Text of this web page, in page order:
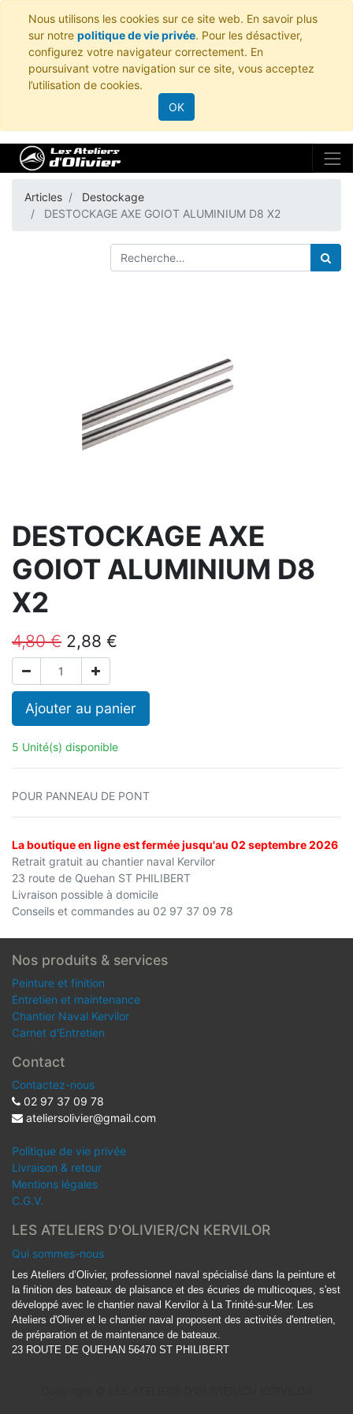
Nous utilisons les cookies sur ce site web. En savoir plus
sur notre politique de vie privée. Pour les désactiver,
configurez votre navigateur correctement. En
poursuivant votre navigation sur ce site, vous acceptez
l’utilisation de cookies.
OK
Articles
Destockage
DESTOCKAGE AXE GOIOT ALUMINIUM D8 X2
DESTOCKAGE AXE
GOIOT ALUMINIUM D8
X2
4,80€ 2,88 €
Ajouter au panier
5 Unité(s) disponible
POUR PANNEAU DE PONT
La boutique en ligne est fermée jusqu'au 02 septembre 2026
Retrait gratuit au chantier naval Kervilor
23 route de Quehan ST PHILIBERT
Livraison possible à domicile
Conseils et commandes au 02 97 37 09 78
Nos produits & services
Peinture et finition
Entretien et maintenance
Chantier Naval Kervilor
Carnet d'Entretien
Contact
Contactez-nous
02 97 37 09 78
ateliersolivier@gmail.com
Politique de vie privée
Livraison & retour
Mentions légales
C.G.V.
LES ATELIERS D'OLIVIER/CN KERVILOR
Qui sommes-nous
Les Ateliers d’Olivier, professionnel naval spécialisé dans la peinture et
la finition des bateaux de plaisance et des écuries de multicoques, s'est
développé avec le chantier naval Kervilor à La Trinité-sur-Mer. Les
Ateliers d'Oliver et le chantier naval proposent des activités d'entretien,
de préparation et de maintenance de bateaux.
23 ROUTE DE QUEHAN 56470 ST PHILIBERT